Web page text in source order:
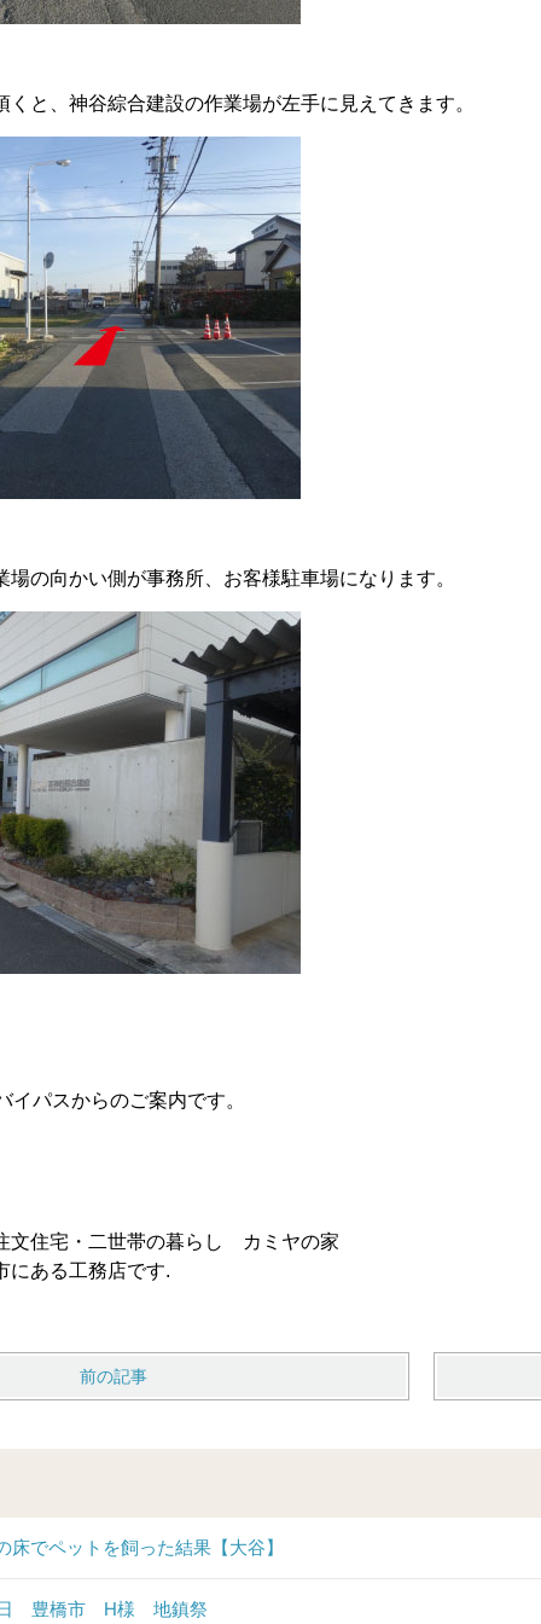
と、神谷綜合建設の作業場が左手に見えてきます。
の向かい側が事務所、お客様駐車場になります。
イパスからのご案内です。
文住宅・二世帯の暮らし カミヤの家
にある工務店です.
前の記事
床でペットを飼った結果【大谷】
豊橋市 H様 地鎮祭